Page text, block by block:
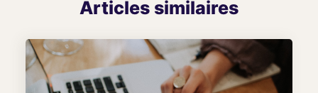
Articles similaires